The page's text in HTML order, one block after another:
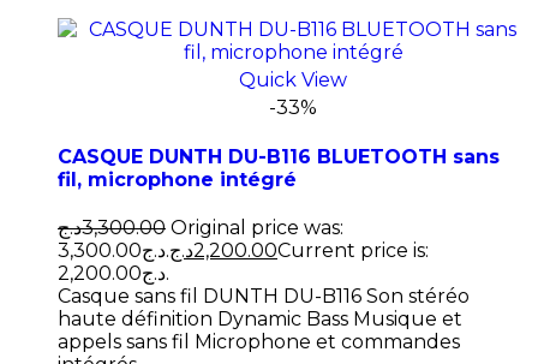
Quick View
-33%
CASQUE DUNTH DU-B116 BLUETOOTH sans
fil, microphone intégré
3,300.00د.ج
Original price was:
3,300.00د.ج.
2,200.00د.ج
Current price is:
2,200.00د.ج.
Casque sans fil DUNTH DU-B116 Son stéréo
haute définition Dynamic Bass Musique et
appels sans fil Microphone et commandes